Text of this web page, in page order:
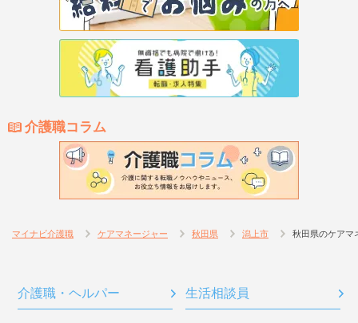
介護職コラム
マイナビ介護職 ケアマネージャー 秋田県 潟上市 秋田県のケアマ
介護職・ヘルパー 生活相談員